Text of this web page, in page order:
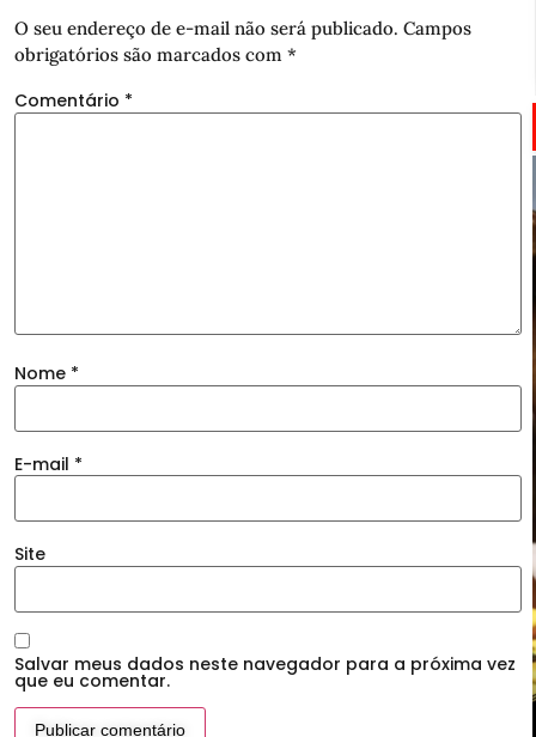
O seu endereço de e-mail não será publicado. Campos
obrigatórios são marcados com *
Comentário *
Nome *
E-mail *
Site
Salvar meus dados neste navegador para a próxima vez
que eu comentar.